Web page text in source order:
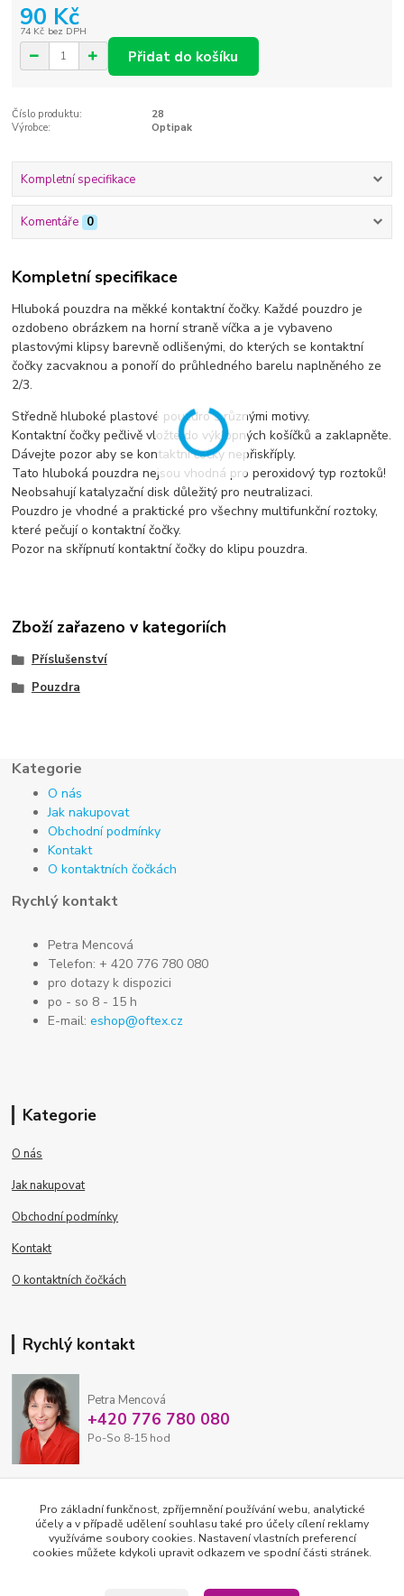
90 Kč
74 Kč bez DPH
Přidat do košíku
Číslo produktu:
28
Výrobce:
Optipak
Kompletní specifikace
Komentáře 0
Kompletní specifikace
Hluboká pouzdra na měkké kontaktní čočky. Každé pouzdro je
ozdobeno obrázkem na horní straně víčka a je vybaveno
plastovými klipsy barevně odlišenými, do kterých se kontaktní
čočky zacvaknou a ponoří do průhledného barelu naplněného ze
2/3.
Středně hluboké plastové pouzdro s různými motivy.
Kontaktní čočky pečlivě vložte do výklopných košíčků a zaklapněte.
Dávejte pozor aby se kontaktní čočky nepřiskříply.
Tato hluboká pouzdra nejsou vhodná pro peroxidový typ roztoků!
Neobsahují katalyzační disk důležitý pro neutralizaci.
Pouzdro je vhodné a praktické pro všechny multifunkční roztoky,
které pečují o kontaktní čočky.
Pozor na skřípnutí kontaktní čočky do klipu pouzdra.
Zboží zařazeno v kategoriích
Příslušenství
Pouzdra
Kategorie
O nás
Jak nakupovat
Obchodní podmínky
Kontakt
O kontaktních čočkách
Rychlý kontakt
Petra Mencová
Telefon: + 420 776 780 080
pro dotazy k dispozici
po - so 8 - 15 h
E-mail:eshop@oftex.cz
Kategorie
O nás
Jak nakupovat
Obchodní podmínky
Kontakt
O kontaktních čočkách
Rychlý kontakt
Petra Mencová
+420 776 780 080
Po-So 8-15 hod
Pro základní funkčnost, zpříjemnění používání webu, analytické
účely a v případě udělení souhlasu také pro účely cílení reklamy
využíváme soubory cookies. Nastavení vlastních preferencí
cookies můžete kdykoli upravit odkazem ve spodní části stránek.